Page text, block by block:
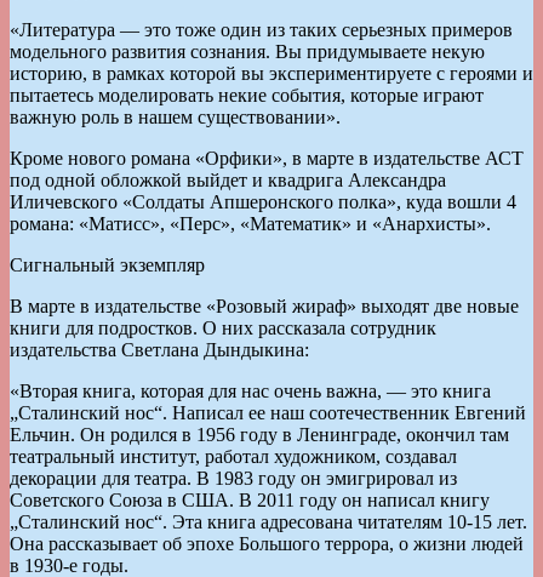
«Литература — это тоже один из таких серьезных примеров
модельного развития сознания. Вы придумываете некую
историю, в рамках которой вы экспериментируете с героями и
пытаетесь моделировать некие события, которые играют
важную роль в нашем существовании».
Кроме нового романа «Орфики», в марте в издательстве АСТ
под одной обложкой выйдет и квадрига Александра
Иличевского «Солдаты Апшеронского полка», куда вошли 4
романа: «Матисс», «Перс», «Математик» и «Анархисты».
Сигнальный экземпляр
В марте в издательстве «Розовый жираф» выходят две новые
книги для подростков. О них рассказала сотрудник
издательства Светлана Дындыкина:
«Вторая книга, которая для нас очень важна, — это книга
„Сталинский нос“. Написал ее наш соотечественник Евгений
Ельчин. Он родился в 1956 году в Ленинграде, окончил там
театральный институт, работал художником, создавал
декорации для театра. В 1983 году он эмигрировал из
Советского Союза в США. В 2011 году он написал книгу
„Сталинский нос“. Эта книга адресована читателям 10-15 лет.
Она рассказывает об эпохе Большого террора, о жизни людей
в 1930-е годы.